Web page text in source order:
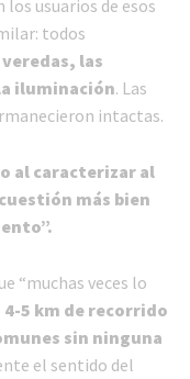
usuarios de esos
todos
las
iluminación. Las
intactas.
al caracterizar al
más bien
“muchas veces lo
5 km de recorrido
sin ninguna
el sentido del